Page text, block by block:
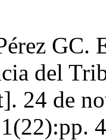
GC.
del
24 de